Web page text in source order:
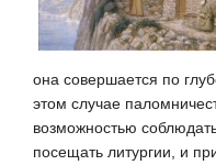
она совершается по
этом случае
возможностью
посещать литургии, и